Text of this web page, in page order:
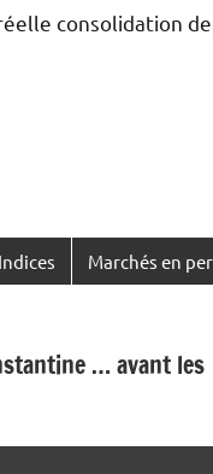
consolidation
Indices Marchés en
… avant les